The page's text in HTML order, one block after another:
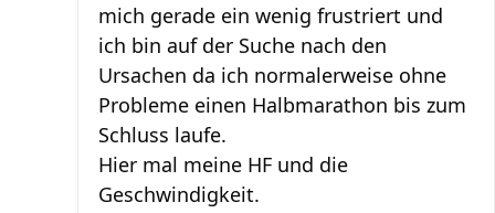
mich gerade ein wenig frustriert und
ich bin auf der Suche nach den
Ursachen da ich normalerweise ohne
Probleme einen Halbmarathon bis zum
Schluss laufe.
Hier mal meine HF und die
Geschwindigkeit.